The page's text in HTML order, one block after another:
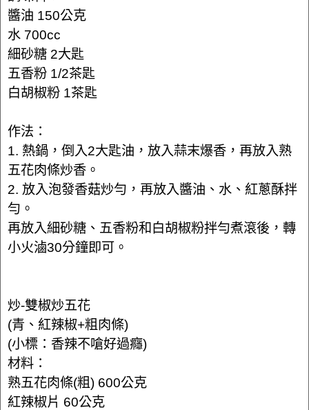
醬油 150公克
水 700cc
細砂糖 2大匙
五香粉 1/2茶匙
白胡椒粉 1茶匙
作法：
1. 熱鍋，倒入2大匙油，放入蒜末爆香，再放入熟
五花肉條炒香。
2. 放入泡發香菇炒勻，再放入醬油、水、紅蔥酥拌
勻。
再放入細砂糖、五香粉和白胡椒粉拌勻煮滾後，轉
小火滷30分鐘即可。
炒-雙椒炒五花
(青、紅辣椒+粗肉條)
(小標：香辣不嗆好過癮)
材料：
熟五花肉條(粗) 600公克
紅辣椒片 60公克